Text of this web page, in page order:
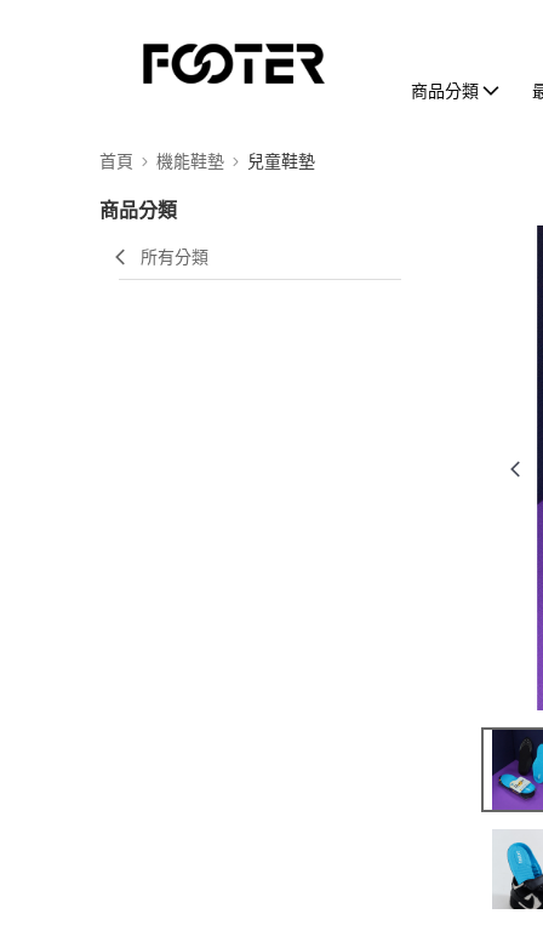
商品分類
首頁 機能鞋墊 兒童鞋墊
商品分類
所有分類